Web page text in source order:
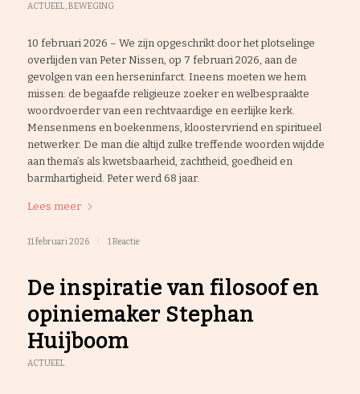
ACTUEEL,BEWEGING
10 februari 2026 – We zijn opgeschrikt door het plotselinge
overlijden van Peter Nissen, op 7 februari 2026, aan de
gevolgen van een herseninfarct. Ineens moeten we hem
missen: de begaafde religieuze zoeker en welbespraakte
woordvoerder van een rechtvaardige en eerlijke kerk.
Mensenmens en boekenmens, kloostervriend en spiritueel
netwerker. De man die altijd zulke treffende woorden wijdde
aan thema’s als kwetsbaarheid, zachtheid, goedheid en
barmhartigheid. Peter werd 68 jaar.
Lees meer
11 februari 2026 1 Reactie
De inspiratie van filosoof en
opiniemaker Stephan
Huijboom
ACTUEEL